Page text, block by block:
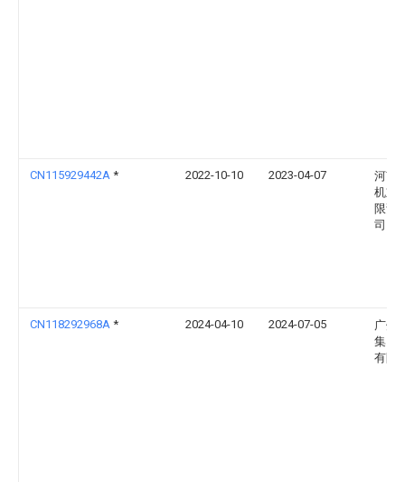
CN115929442A * 2022-10-10 2023-04-07
河南
机重
限责
司
CN118292968A * 2024-04-10 2024-07-05
广州
集团
有限